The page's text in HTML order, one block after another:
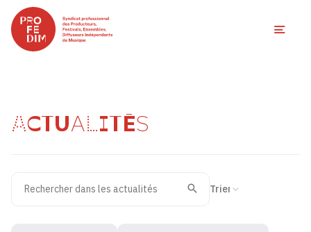
ACTUALITÉS
Recherche
Valider